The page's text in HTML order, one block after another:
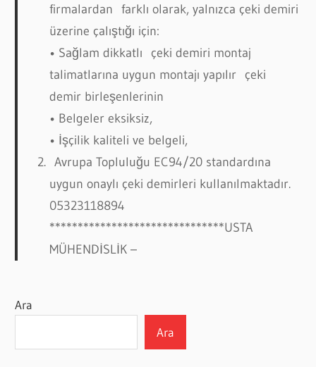
firmalardan farklı olarak, yalnızca çeki demiri
üzerine çalıştığı için:
• Sağlam dikkatlı çeki demiri montaj
talimatlarına uygun montajı yapılır çeki
demir birleşenlerinin
• Belgeler eksiksiz,
• İşçilik kaliteli ve belgeli,
Avrupa Topluluğu EC94/20 standardına
uygun onaylı çeki demirleri kullanılmaktadır.
05323118894
*******************************USTA
MÜHENDİSLİK –
Ara
Ara